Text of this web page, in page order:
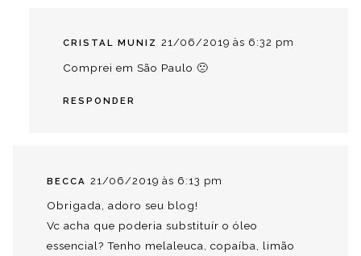
CRISTAL MUNIZ 21/06/2019 às 6:32 pm
Comprei em São Paulo 🙁
RESPONDER
BECCA 21/06/2019 às 6:13 pm
Obrigada, adoro seu blog!
Vc acha que poderia substituír o óleo
essencial? Tenho melaleuca, copaíba, limão